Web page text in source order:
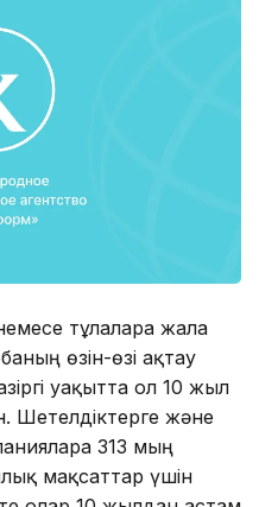
тұлғаларға жалға
өзiн-өзi ақтау
уақытта ол 10 жыл
Шетелдiктерге және
313 мың
мақсаттар үшiн